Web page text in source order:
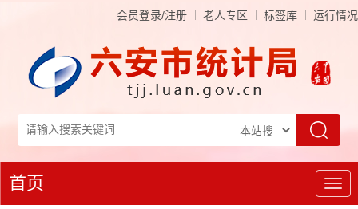
会员登录/注册 老人专区 标签库 运行情况
导
航
首页